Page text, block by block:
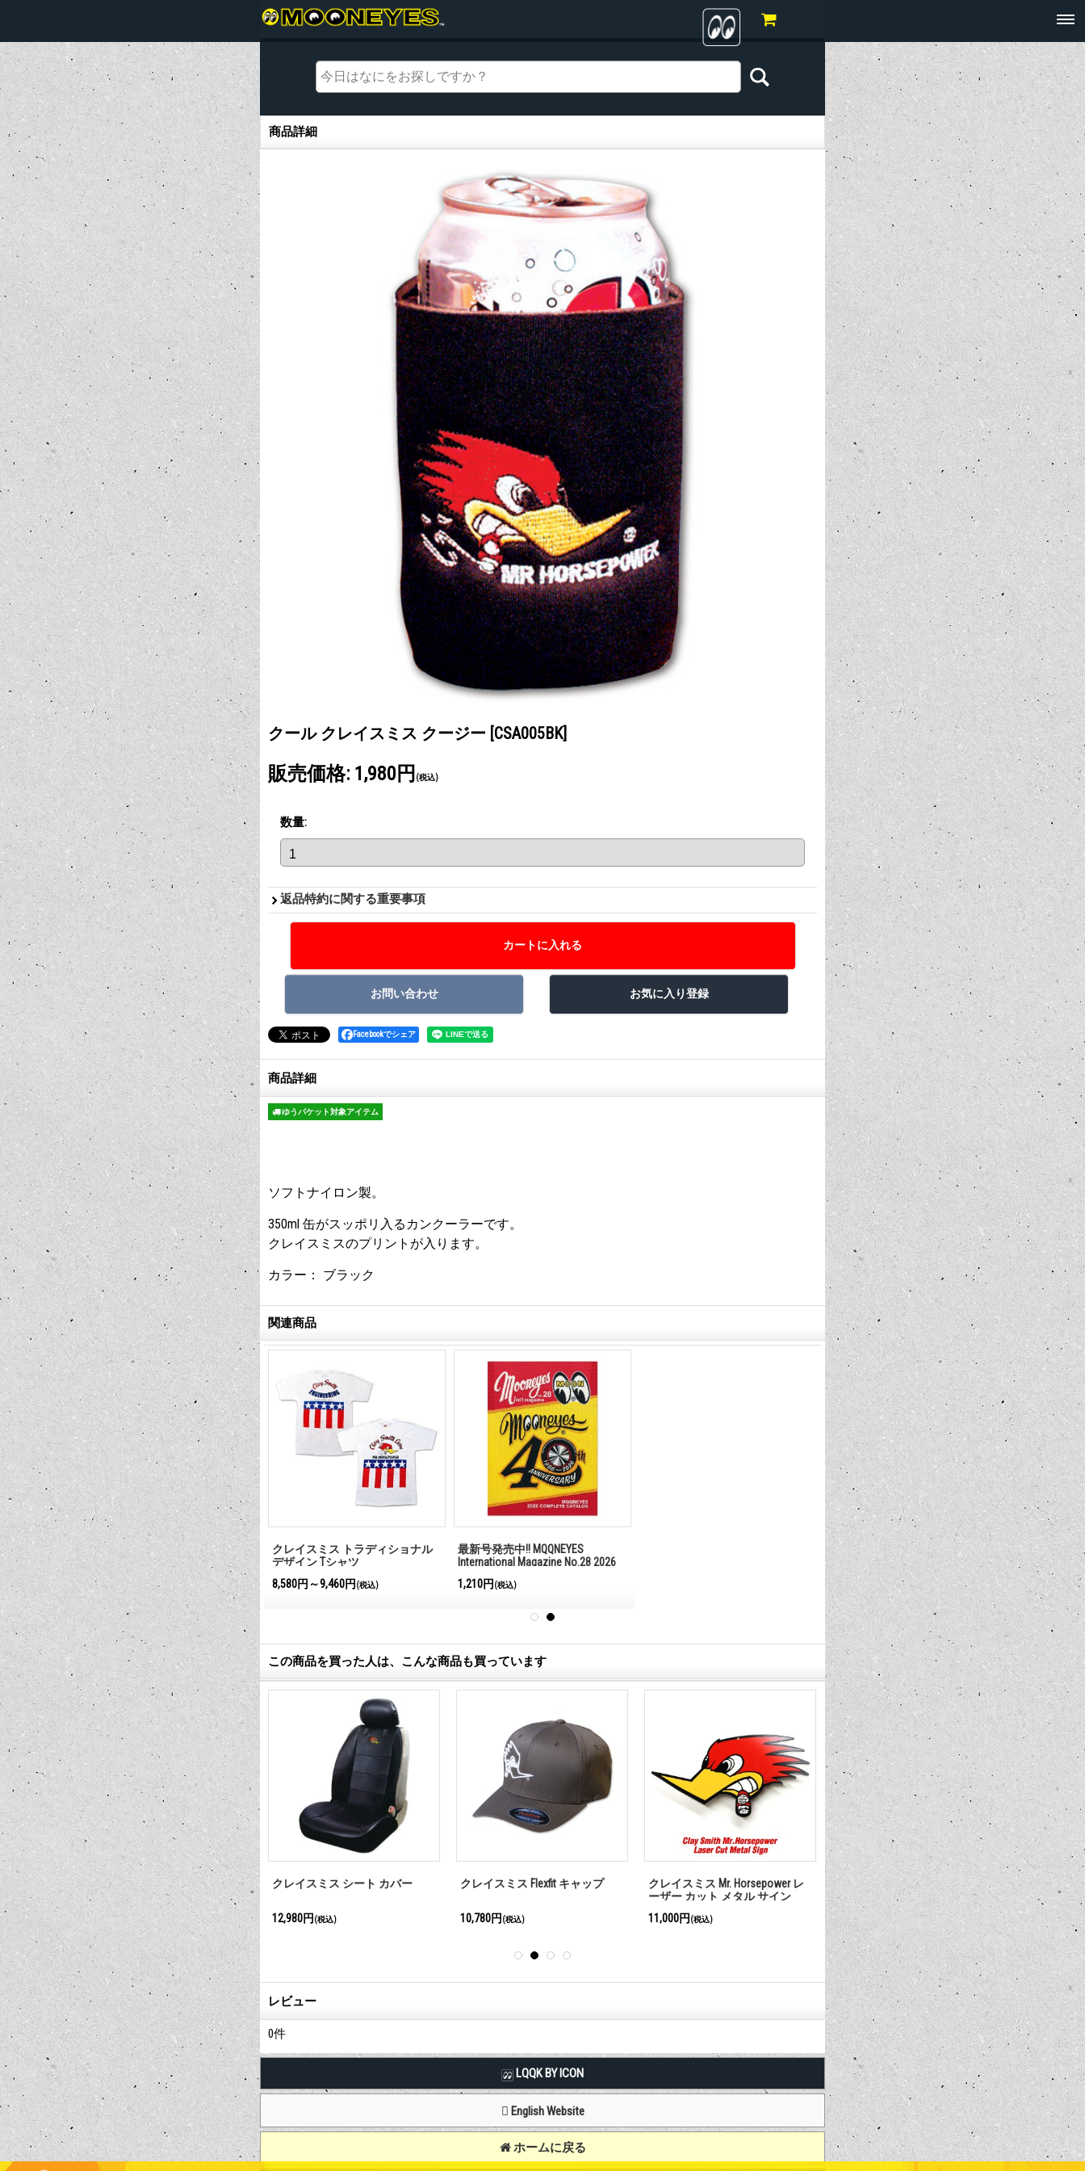
商品詳細
商品詳細
クール クレイスミス クージー [CSA005BK]
販売価格: 1,980円 (税込)
数量:
返品特約に関する重要事項
Facebookでシェア
商品詳細
ゆうパケット対象アイテム
ソフトナイロン製。
350ml 缶がスッポリ入るカンクーラーです。
クレイスミスのプリントが入ります。
カラー： ブラック
関連商品
クレイスミス クロス フラッグ T
シャツ
8,580円～9,460円
(税込)
クレイスミス トラディショナル
デザイン Tシャツ
8,580円～9,460円 (税込)
最新号発売中!! MQQNEYES
International Magazine No.28 2026
1,210円 (税込)
この商品を買った人は、こんな商品も買っています
ステッカ
クレイスミス デカール クラシッ
ク
770円 (税込)
クレイスミス シート カバー
12,980円 (税込)
クレイスミス Flexfit キャップ
10,780円 (税込)
クレイスミス Mr. Horsepower レ
ーザー カット メタル サイン
11,000円 (税込)
クレイスミス ブラック ステッカ
ー
935円
(税込)
DODGE ロ
18,700円 (税
レビュー
0件
LQQK BY ICON
English Website
ホームに戻る